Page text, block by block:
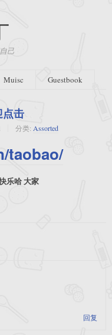
己
Muisc Guestbook
击
分类: Assorted
taobao/
乐哈 大家
回复